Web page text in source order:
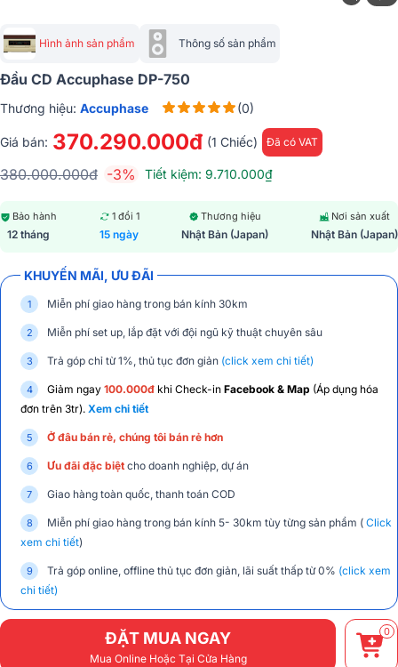
Hình ảnh sản phẩm Thông số sản phẩm
Đầu CD Accuphase DP-750
Thương hiệu: Accuphase (0)
Giá bán: 370.290.000đ (1 Chiếc) Đã có VAT
380.000.000đ -3% Tiết kiệm: 9.710.000₫
Bảo hành
12 tháng
1 đổi 1
15 ngày
Thương hiệu
Nhật Bản (Japan)
Nơi sản xuất
Nhật Bản (Japan)
KHUYẾN MÃI, ƯU ĐÃI
Miễn phí giao hàng trong bán kính 30km
Miễn phí set up, lắp đặt với đội ngũ kỹ thuật chuyên sâu
Trả góp chỉ từ 1%, thủ tục đơn giản (click xem chi tiết)
Giảm ngay 100.000đ khi Check-in Facebook & Map (Áp dụng hóa
đơn trên 3tr). Xem chi tiết
Ở đâu bán rẻ, chúng tôi bán rẻ hơn
Ưu đãi đặc biệt cho doanh nghiệp, dự án
Giao hàng toàn quốc, thanh toán COD
Miễn phí giao hàng trong bán kính 5- 30km tùy từng sản phẩm ( Click
xem chi tiết)
Trả góp online, offline thủ tục đơn giản, lãi suất thấp từ 0% (click xem
chi tiết)
ĐẶT MUA NGAY
Mua Online Hoặc Tại Cửa Hàng
0